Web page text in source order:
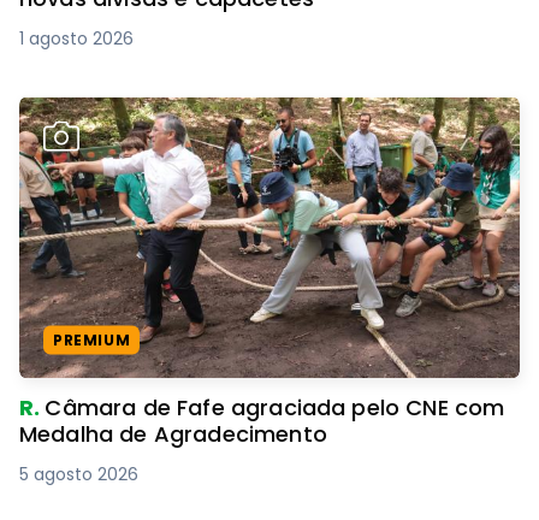
1 agosto 2026
PREMIUM
R. Câmara de Fafe agraciada pelo CNE com
Medalha de Agradecimento
5 agosto 2026